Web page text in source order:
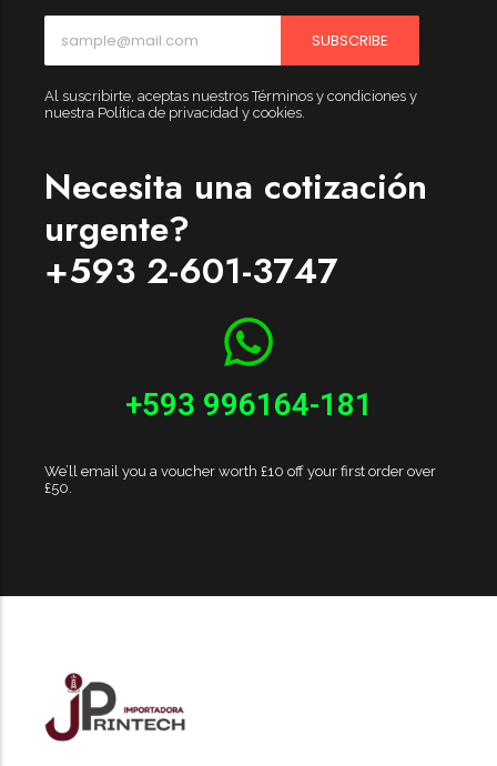
Forfeited you engrossed
Another as studied
Especially favourable
Video
SUBSCRIBE
Al suscribirte, aceptas nuestros Términos y condiciones y
nuestra Política de privacidad y cookies.
Necesita una cotización
urgente?
+593 2-601-3747
+593 996164-181
We’ll email you a voucher worth £10 off your first order over
£50.